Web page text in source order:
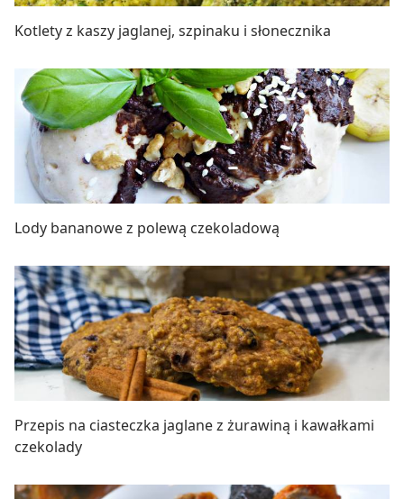
Kotlety z kaszy jaglanej, szpinaku i słonecznika
Lody bananowe z polewą czekoladową
Przepis na ciasteczka jaglane z żurawiną i kawałkami
czekolady